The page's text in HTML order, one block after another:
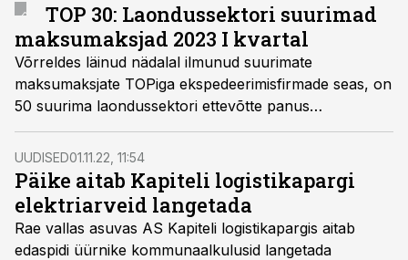
TOP 30: Laondussektori suurimad
maksumaksjad 2023 I kvartal
Võrreldes läinud nädalal ilmunud suurimate
maksumaksjate TOPiga ekspedeerimisfirmade seas, on
50 suurima laondussektori ettevõtte panus
riigikassasse olnud tänavu I kvartalis 1,1 miljoni euro
võrra väiksem. Tõsi on aga see, et ka keskmised
brutopalgad on laonduses madalamad kui
ekspedeerimisfirmades.
UUDISED01.11.22, 11:54
Päike aitab Kapiteli logistikapargi
elektriarveid langetada
Rae vallas asuvas AS Kapiteli logistikapargis aitab
edaspidi üürnike kommunaalkulusid langetada